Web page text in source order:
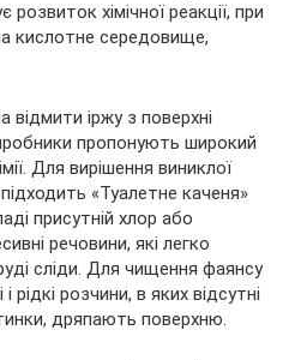
хімічної реакції, при
кислотне середовище,
іржу з поверхні
пропонують широкий
Для вирішення виниклої
«Туалетне каченя»
присутній хлор або
речовини, які легко
сліди. Для чищення фаянсу
рідкі розчини, в яких відсутні
дряпають поверхню.